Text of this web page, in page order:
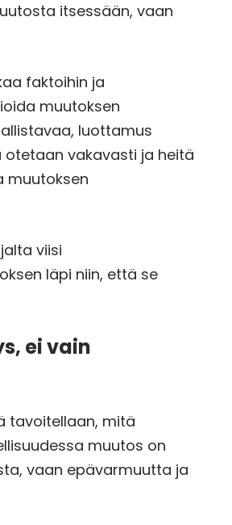
itsessään, vaan
faktoihin ja
muutoksen
luottamus
otetaan vakavasti ja heitä
muutoksen
viisi
läpi niin, että se
ei vain
tavoitellaan, mitä
muutos on
vaan epävarmuutta ja